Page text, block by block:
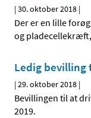
|30. oktober 2018 |
Der er en lille
og
Ledig bevilling
|29. oktober 2018 |
Bevillingen til at
2019.